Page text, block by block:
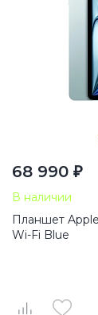
Nothing
68 990 ₽
В наличии
Планшет
Wi-Fi Blue